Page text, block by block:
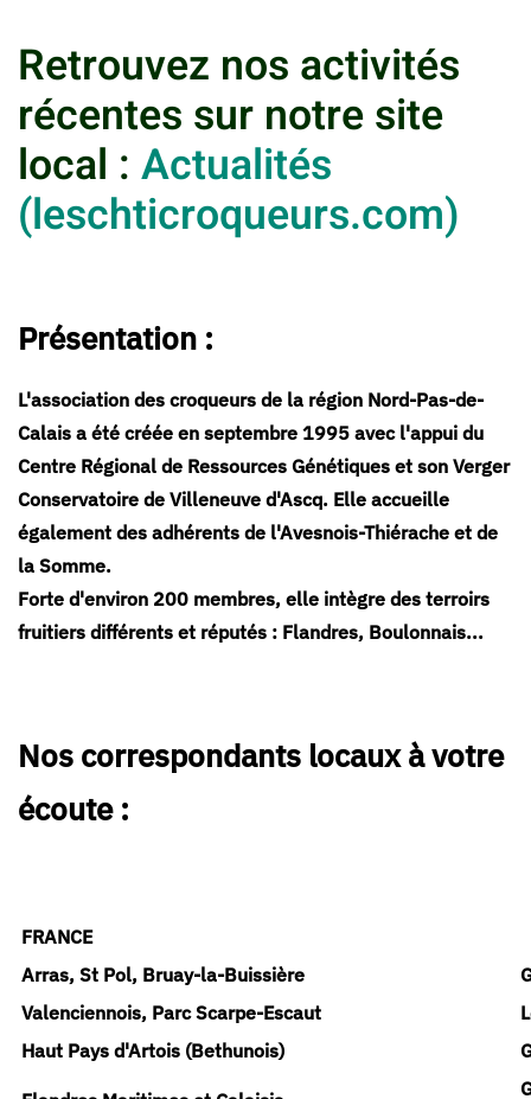
Retrouvez nos activités
récentes sur notre site
local : Actualités
(leschticroqueurs.com)
Présentation :
L'association des croqueurs de la région Nord-Pas-de-
Calais a été créée en septembre 1995 avec l'appui du
Centre Régional de Ressources Génétiques et son Verger
Conservatoire de Villeneuve d'Ascq. Elle accueille
également des adhérents de l'Avesnois-Thiérache et de
la Somme.
Forte d'environ 200 membres, elle intègre des terroirs
fruitiers différents et réputés : Flandres, Boulonnais...
Nos correspondants locaux à votre
écoute :
FRANCE
Arras, St Pol, Bruay-la-Buissière
Valenciennois, Parc Scarpe-Escaut
Haut Pays d'Artois (Bethunois)